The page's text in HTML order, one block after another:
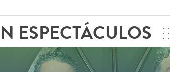
ESPECTÁCULOS